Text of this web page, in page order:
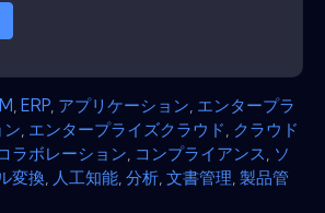
ERP アプリケーション エンタープラ
ン エンタープライズクラウド クラウド
ラボレーション コンプライアンス ソ
変換 人工知能 分析 文書管理 製品管